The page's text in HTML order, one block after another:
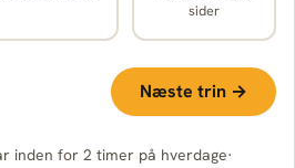
sider
Næste trin →
inden for 2 timer på hverdage·